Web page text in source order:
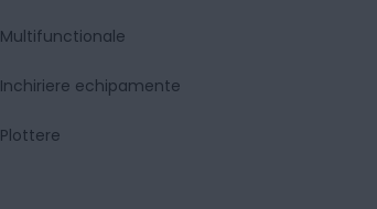
Multifunctionale
Inchiriere echipamente
Plottere